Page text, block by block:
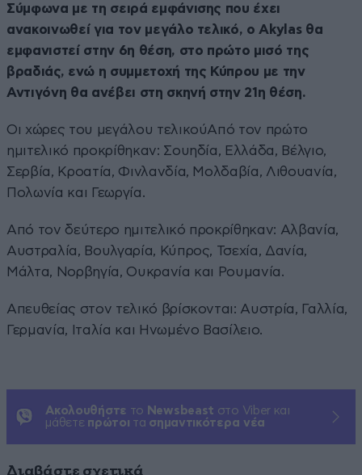
Σύμφωνα με τη σειρά εμφάνισης που έχει
ανακοινωθεί για τον μεγάλο τελικό, ο Akylas θα
εμφανιστεί στην 6η θέση, στο πρώτο μισό της
βραδιάς, ενώ η συμμετοχή της Κύπρου με την
Αντιγόνη θα ανέβει στη σκηνή στην 21η θέση.
Οι χώρες του μεγάλου τελικούΑπό τον πρώτο
ημιτελικό προκρίθηκαν: Σουηδία, Ελλάδα, Βέλγιο,
Σερβία, Κροατία, Φινλανδία, Μολδαβία, Λιθουανία,
Πολωνία και Γεωργία.
Από τον δεύτερο ημιτελικό προκρίθηκαν: Αλβανία,
Αυστραλία, Βουλγαρία, Κύπρος, Τσεχία, Δανία,
Μάλτα, Νορβηγία, Ουκρανία και Ρουμανία.
Απευθείας στον τελικό βρίσκονται: Αυστρία, Γαλλία,
Γερμανία, Ιταλία και Ηνωμένο Βασίλειο.
Ακολουθήστε το Newsbeast στο Viber και
μάθετε πρώτοι τα σημαντικότερα νέα
Διαβάστε σχετικά